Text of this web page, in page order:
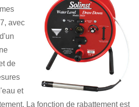
avec
de
et
La fonction de rabattement est